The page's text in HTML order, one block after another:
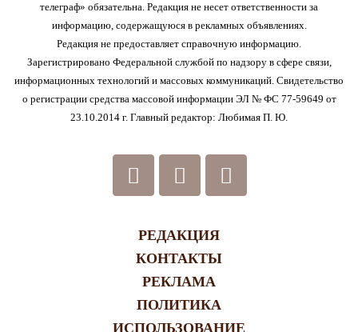
телеграф» обязательна. Редакция не несет ответственности за
информацию, содержащуюся в рекламных объявлениях.
Редакция не предоставляет справочную информацию.
Зарегистрировано Федеральной службой по надзору в сфере связи,
информационных технологий и массовых коммуникаций. Свидетельство
о регистрации средства массовой информации ЭЛ № ФС 77-59649 от
23.10.2014 г. Главный редактор: Любимая П. Ю.
РЕДАКЦИЯ
КОНТАКТЫ
РЕКЛАМА
ПОЛИТИКА
ИСПОЛЬЗОВАНИЕ